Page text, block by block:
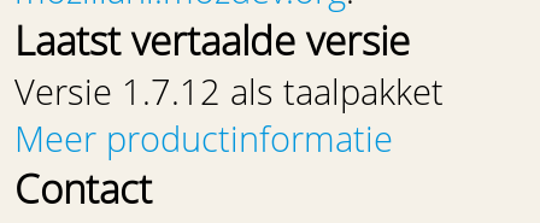
Laatst vertaalde versie
Versie 1.7.12 als taalpakket
Meer productinformatie
Contact